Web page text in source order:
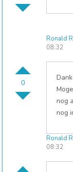
0
Ronald
08:32
nog
nog
Ronald
08:32